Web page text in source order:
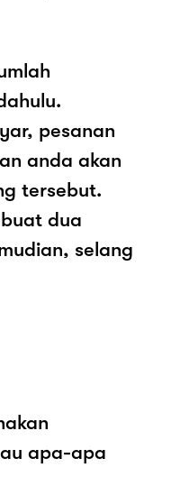
pesanan
anda akan
tersebut.
dua
selang
apa-apa